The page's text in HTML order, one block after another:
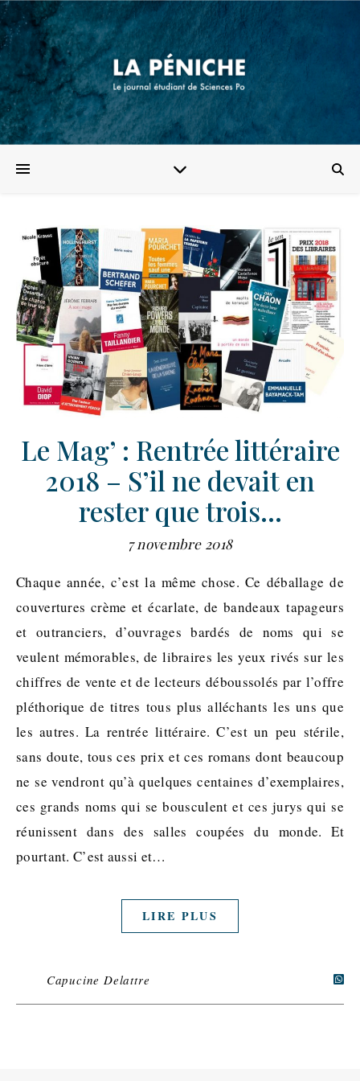
Le Mag’ : Rentrée littéraire
2018 – S’il ne devait en
rester que trois…
7 novembre 2018
Chaque année, c’est la même chose. Ce déballage de
couvertures crème et écarlate, de bandeaux tapageurs
et outranciers, d’ouvrages bardés de noms qui se
veulent mémorables, de libraires les yeux rivés sur les
chiffres de vente et de lecteurs déboussolés par l’offre
pléthorique de titres tous plus alléchants les uns que
les autres. La rentrée littéraire. C’est un peu stérile,
sans doute, tous ces prix et ces romans dont beaucoup
ne se vendront qu’à quelques centaines d’exemplaires,
ces grands noms qui se bousculent et ces jurys qui se
réunissent dans des salles coupées du monde. Et
pourtant. C’est aussi et…
LIRE PLUS
Capucine Delattre